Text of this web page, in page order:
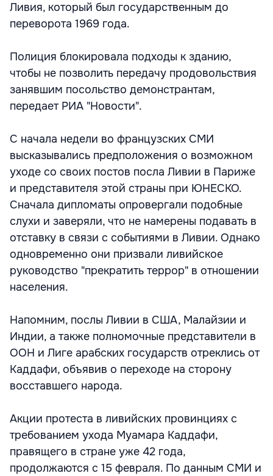
Ливия, который был государственным до
переворота 1969 года.
Полиция блокировала подходы к зданию,
чтобы не позволить передачу продовольствия
занявшим посольство демонстрантам,
передает РИА "Новости".
С начала недели во французских СМИ
высказывались предположения о возможном
уходе со своих постов посла Ливии в Париже
и представителя этой страны при ЮНЕСКО.
Сначала дипломаты опровергали подобные
слухи и заверяли, что не намерены подавать в
отставку в связи с событиями в Ливии. Однако
одновременно они призвали ливийское
руководство "прекратить террор" в отношении
населения.
Напомним, послы Ливии в США, Малайзии и
Индии, а также полномочные представители в
ООН и Лиге арабских государств отреклись от
Каддафи, объявив о переходе на сторону
восставшего народа.
Акции протеста в ливийских провинциях с
требованием ухода Муамара Каддафи,
правящего в стране уже 42 года,
продолжаются с 15 февраля. По данным СМИ и